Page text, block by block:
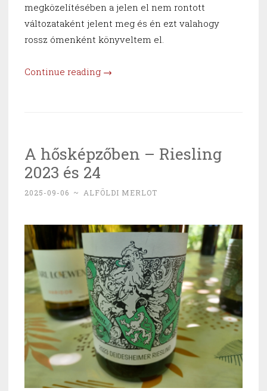
megközelítésében a jelen el nem rontott
változataként jelent meg és én ezt valahogy
rossz ómenként könyveltem el.
Continue reading “Ha
Nyári
2024”
→
A hősképzőben – Riesling
2023 és 24
2025-09-06 ~ ALFÖLDI MERLOT